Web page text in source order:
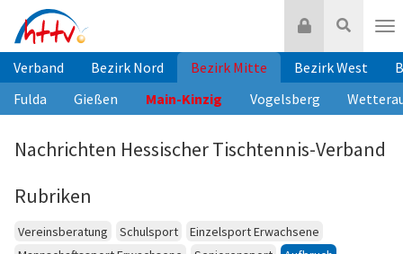
Inhalt
springen
Suche
Login
Verband Bezirk Nord Bezirk Mitte Bezirk West
Fulda
Gießen Main-Kinzig Vogelsberg
Nachrichten Hessischer Tischtennis-Verband
Rubriken
Vereinsberatung Schulsport
Einzelsport Erwachsene